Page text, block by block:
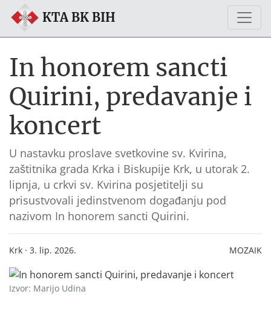
KTA BK BIH
In honorem sancti
Quirini, predavanje i
koncert
U nastavku proslave svetkovine sv. Kvirina,
zaštitnika grada Krka i Biskupije Krk, u utorak 2.
lipnja, u crkvi sv. Kvirina posjetitelji su
prisustvovali jedinstvenom događanju pod
nazivom In honorem sancti Quirini.
Krk · 3. lip. 2026. MOZAIK
Izvor: Marijo Udina